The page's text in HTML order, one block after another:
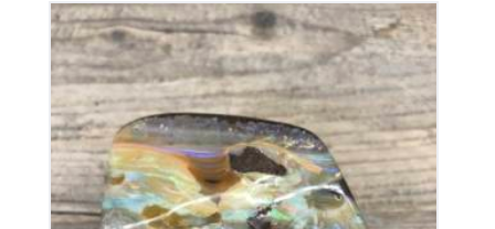
Opale Boulder
350€